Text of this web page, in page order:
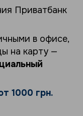
Приватбанк
в офисе,
на карту —
1000 грн.